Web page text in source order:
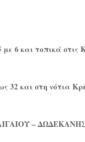
με 6 και τοπικά
32 και στη νότια
–